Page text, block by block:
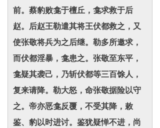
前。蔡豹败龛于檀丘，龛求救于后
赵。后赵王勒遣其将王伏都救之，又
使张敬将兵为之后继。勒多所邀求，
而伏都淫暴，龛患之。张敬至东平，
龛疑其袭己，乃斩伏都等三百馀人，
复来请降。勒大怒，命张敬据险以守
之。帝亦恶龛反覆，不受其降，敕
鉴、豹以时进讨。鉴犹疑惮不进，尚